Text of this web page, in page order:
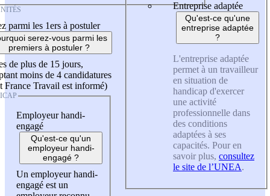
parmi les 1ers à postuler
serez-vous parmi les
premiers à postuler ?
de plus de 15 jours,
moins de 4 candidatures
France Travail est informé)
Employeur handi-
engagé
Qu'est-ce qu'un
employeur handi-
engagé ?
Un employeur handi-
engagé est un
Entreprise adaptée
Qu'est-ce qu'une
entreprise adaptée
?
L'entreprise adaptée
permet à un travailleur
en situation de
handicap d'exercer
une activité
professionnelle dans
des conditions
adaptées à ses
capacités. Pour en
savoir plus, consultez
le site de l’UNEA.